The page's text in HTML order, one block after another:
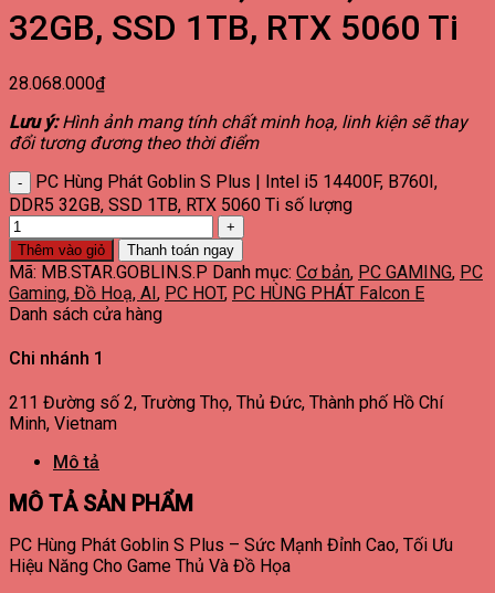
32GB, SSD 1TB, RTX 5060 Ti
28.068.000₫
Lưu ý:Hình ảnh mang tính chất minh hoạ, linh kiện sẽ thay
đổi tương đương theo thời điểm
PC Hùng Phát Goblin S Plus | Intel i5 14400F, B760I,
DDR5 32GB, SSD 1TB, RTX 5060 Ti số lượng
Thêm vào giỏ Thanh toán ngay
Mã: MB.STAR.GOBLIN.S.P Danh mục: Cơ bản, PC GAMING, PC
Gaming, Đồ Hoạ, AI, PC HOT, PC HÙNG PHÁT Falcon E
Danh sách cửa hàng
Chi nhánh 1
211 Đường số 2, Trường Thọ, Thủ Đức, Thành phố Hồ Chí
Minh, Vietnam
Mô tả
MÔ TẢ SẢN PHẨM
PC Hùng Phát Goblin S Plus – Sức Mạnh Đỉnh Cao, Tối Ưu
Hiệu Năng Cho Game Thủ Và Đồ Họa